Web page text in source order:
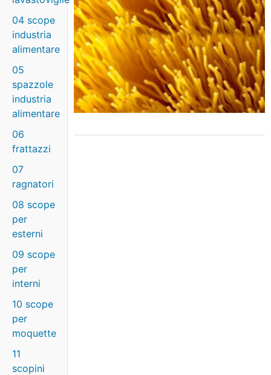
04 scope
industria
alimentare
05
spazzole
industria
alimentare
06
frattazzi
07
ragnatori
08 scope
per
esterni
09 scope
per
interni
10 scope
per
moquette
11
scopini